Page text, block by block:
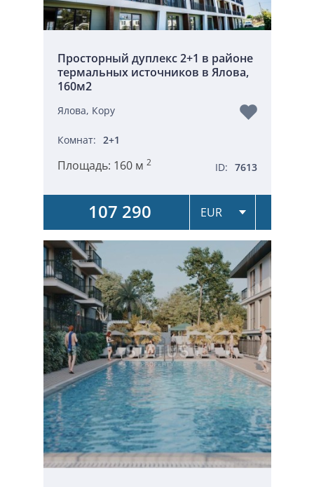
Просторный дуплекс 2+1 в районе
термальных источников в Ялова,
160м2
Ялова, Кору
Комнат: 2+1
Площадь: 160 м 2 ID: 7613
107 290